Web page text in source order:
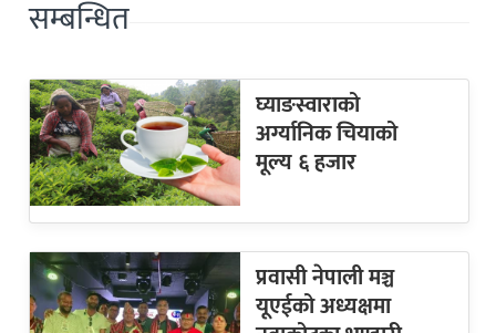
सम्बन्धित
घ्याङस्वाराको
अर्ग्यानिक चियाको
मूल्य ६ हजार
प्रवासी नेपाली मञ्च
यूएईको अध्यक्षमा